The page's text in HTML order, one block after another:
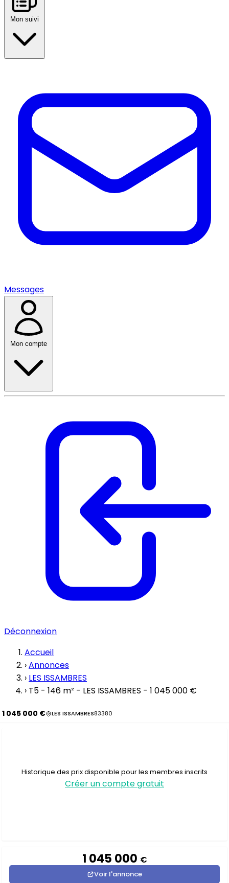
Mon suivi
Messages
Mon compte
Déconnexion
Accueil
›Annonces
› LES ISSAMBRES
› T5 - 146 m² - LES ISSAMBRES - 1 045 000 €
1 045 000 € LES ISSAMBRES83380
Historique des prix disponible pour les membres inscrits
Créer un compte gratuit
1 045 000 €
Voir l'annonce